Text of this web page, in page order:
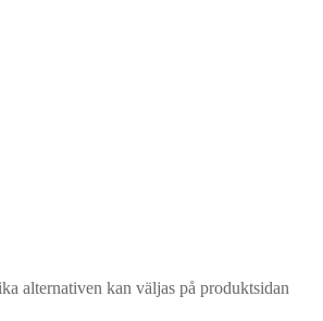
alternativen kan väljas på produktsidan